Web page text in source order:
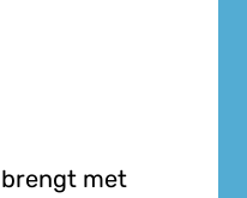
brengt met